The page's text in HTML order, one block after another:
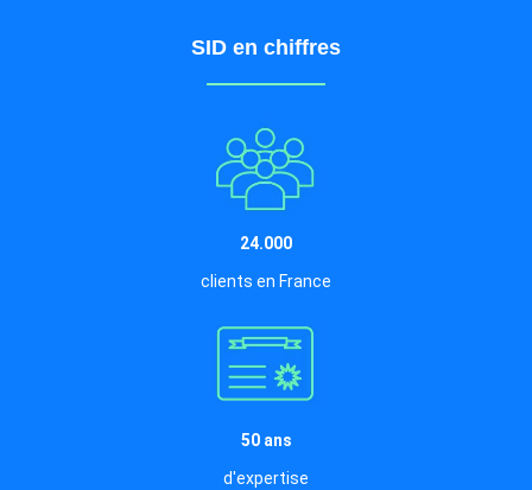
SID en chiffres
24.000
clients en France
50 ans
d'expertise